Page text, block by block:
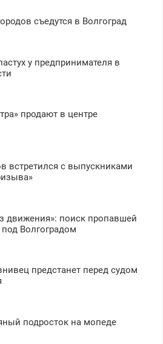
съедутся в Волгоград
у предпринимателя в
продают в центре
встретился с выпускниками
движения»: поиск пропавшей
Волгоградом
предстанет перед судом
подросток на мопеде